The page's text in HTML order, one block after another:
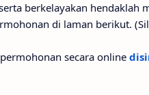
berkelayakan hendaklah
di laman berikut.
secara online